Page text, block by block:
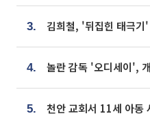
3.
4.
5.